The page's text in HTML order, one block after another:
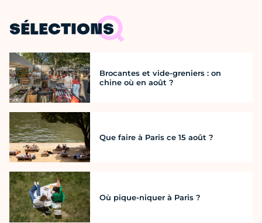
SÉLECTIONS
Brocantes et vide-greniers : on
chine où en août ?
Que faire à Paris ce 15 août ?
Où pique-niquer à Paris ?